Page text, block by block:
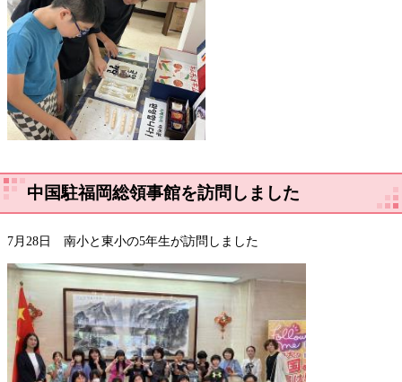
中国駐福岡総領事館を訪問しました
7月28日 南小と東小の5年生が訪問しました